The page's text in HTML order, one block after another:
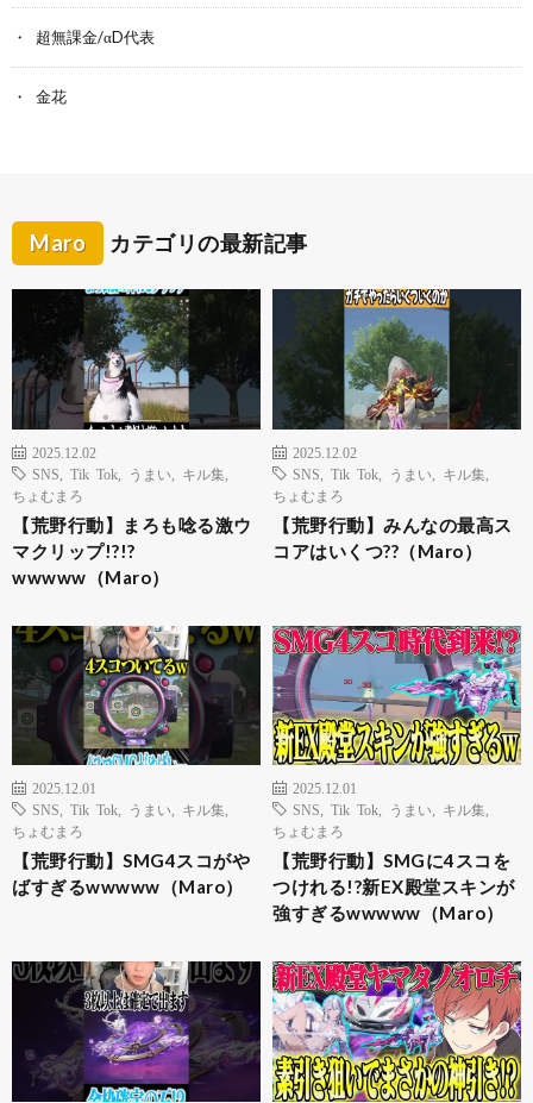
超無課金/αD代表
金花
Maro カテゴリの最新記事
2025.12.02
SNS
Tik Tok うまい キル集
ちょむまろ
【荒野行動】まろも唸る激ウ
マクリップ!?!?
wwwww（Maro）
2025.12.02
SNS
Tik Tok うまい キル集
ちょむまろ
【荒野行動】みんなの最高ス
コアはいくつ??（Maro）
2025.12.01
SNS
Tik Tok うまい キル集
ちょむまろ
【荒野行動】SMG4スコがや
ばすぎるwwwww（Maro）
2025.12.01
SNS
Tik Tok うまい キル集
ちょむまろ
【荒野行動】SMGに4スコを
つけれる!?新EX殿堂スキンが
強すぎるwwwww（Maro）